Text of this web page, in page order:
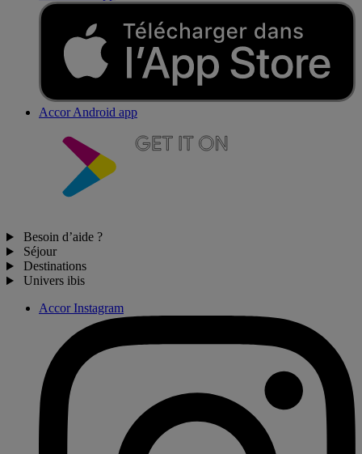
Accor Android app
Besoin d’aide ?
Séjour
Destinations
Univers ibis
Accor Instagram